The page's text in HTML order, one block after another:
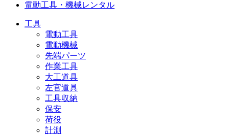
電動工具・機械レンタル
工具
電動工具
電動機械
先端パーツ
作業工具
大工道具
左官道具
工具収納
保安
荷役
計測